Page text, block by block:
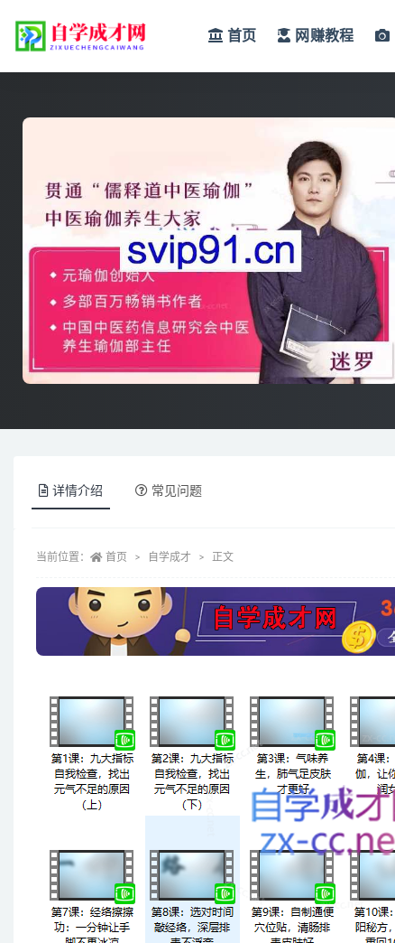
首页 网赚教程
详情介绍 常见问题
当前位置： 首页 自学成才 正文